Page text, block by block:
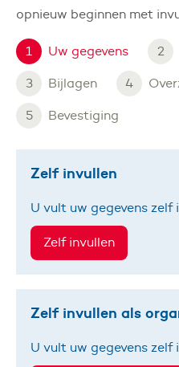
opnieuw beginnen met
1 Huidige stap:
Uw gegevens 2
3 Bijlagen 4
5 Bevestiging
Zelf invullen
U vult uw gegevens zelf
Zelf invullen als
U vult uw gegevens zelf